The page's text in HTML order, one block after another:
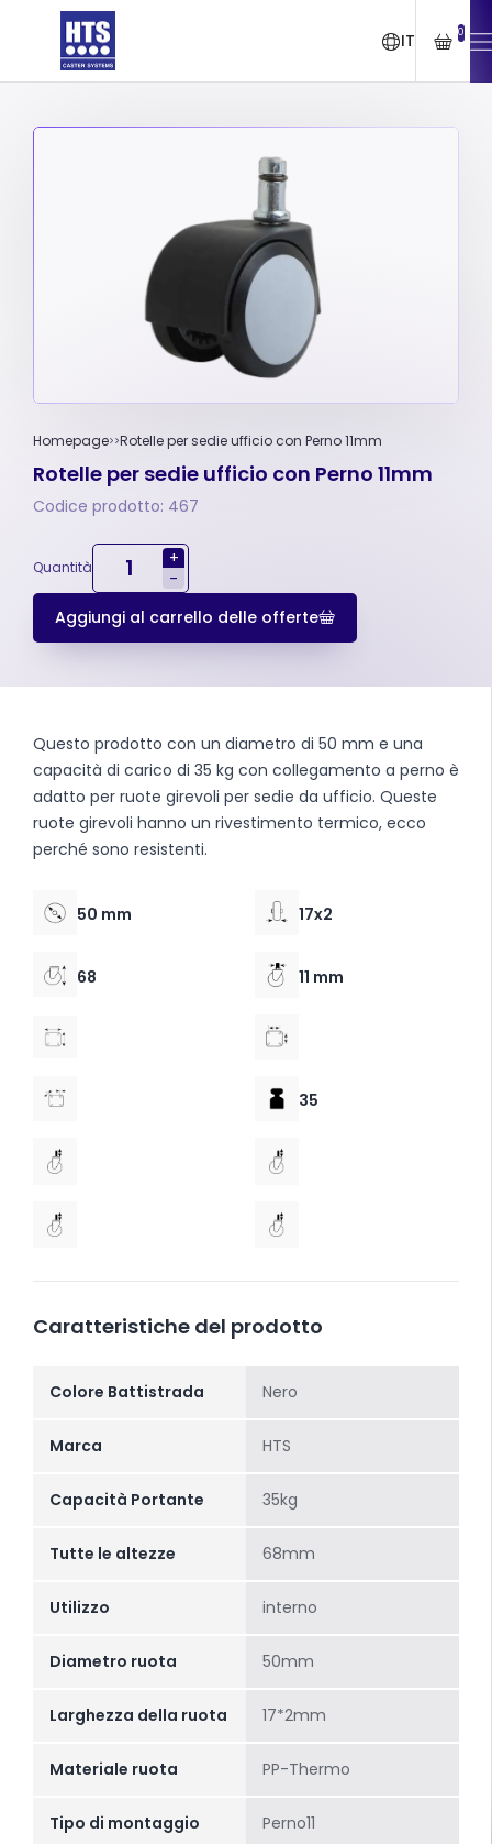
IT 0
Homepage Rotelle per sedie ufficio con Perno 11mm
Rotelle per sedie ufficio con Perno 11mm
Codice prodotto: 467
Quantità
+
-
Aggiungi al carrello delle offerte
Questo prodotto con un diametro di 50 mm e una
capacità di carico di 35 kg con collegamento a perno è
adatto per ruote girevoli per sedie da ufficio. Queste
ruote girevoli hanno un rivestimento termico, ecco
perché sono resistenti.
50 mm 17x2
68 11 mm
35
Caratteristiche del prodotto
Colore Battistrada Nero
Marca HTS
Capacità Portante 35kg
Tutte le altezze 68mm
Utilizzo interno
Diametro ruota 50mm
Larghezza della ruota 17*2mm
Materiale ruota PP-Thermo
Tipo di montaggio Perno11